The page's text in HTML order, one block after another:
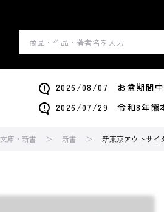
2026/08/07 お盆期間中
2026/07/29 令和8年熊
文庫・新書 新書 新東京アウトサイ